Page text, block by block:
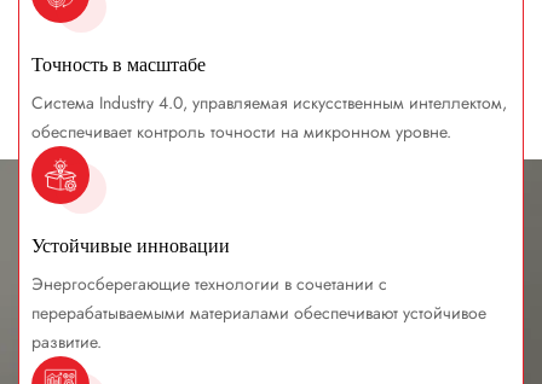
Точность в масштабе
Система Industry 4.0, управляемая искусственным интеллектом,
обеспечивает контроль точности на микронном уровне.
Устойчивые инновации
Энергосберегающие технологии в сочетании с
перерабатываемыми материалами обеспечивают устойчивое
развитие.